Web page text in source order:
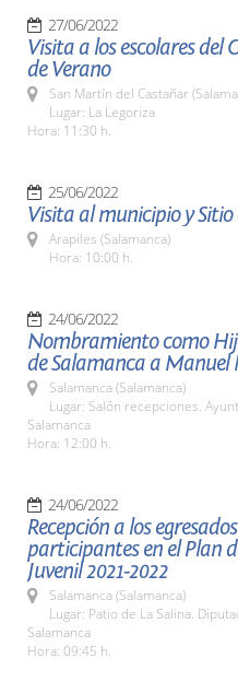
27/06/2022
Visita a los escolares del
de Verano
San Martín del Castañar
Lugar: La Legoriza
Hora: 11:30 h.
25/06/2022
Visita al municipio y Sitio
Arapiles (Salamanca)
Hora: 10:00 h.
24/06/2022
Nombramiento como
de Salamanca a Manuel
Salamanca (Salamanca)
Lugar: Salón recepciones.
Salamanca
Hora: 12:00 h.
24/06/2022
Recepción a los egresados
participantes en el Plan
Juvenil 2021-2022
Salamanca (Salamanca)
Lugar: Patio de La Salina.
Salamanca
Hora: 09:45 h.